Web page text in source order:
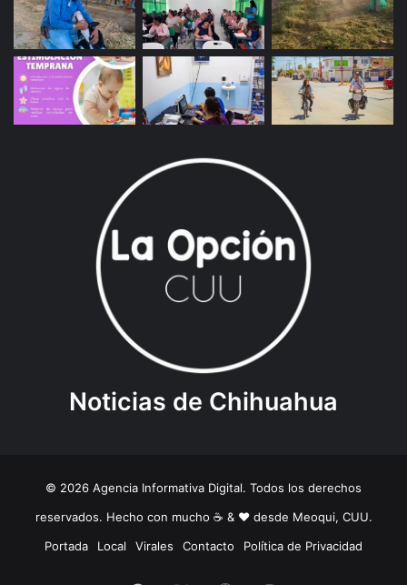
Noticias de Chihuahua
© 2026 Agencia Informativa Digital. Todos los derechos
reservados. Hecho con mucho ☕️ & ❤️ desde Meoqui, CUU.
Portada
Local Virales Contacto Política de Privacidad